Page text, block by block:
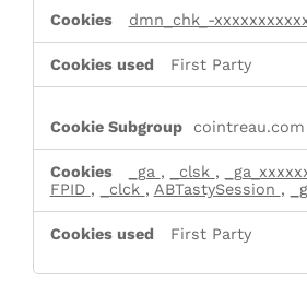
dmn_chk_-
First Party
cointreau.com
_ga , _clsk ,
FPID , _clck , ABTastySession ,
First Party